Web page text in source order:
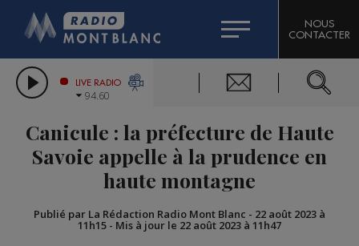
LES CHRONIQUES DE L'EXPERT
CITIZEN MACHINERY
GRAND MASSIF DOMAINES SKIABLES
BIGARD
COMPAGNIE DU MONT-BLANC
NOUS
CONTACTER
LIVE RADIO
94.60
Canicule : la préfecture de Haute
Savoie appelle à la prudence en
haute montagne
Publié par La Rédaction Radio Mont Blanc - 22 août 2023 à
11h15 - Mis à jour le 22 août 2023 à 11h47